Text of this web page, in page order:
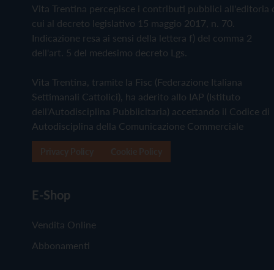
Vita Trentina percepisce i contributi pubblici all'editoria
cui al decreto legislativo 15 maggio 2017, n. 70.
Indicazione resa ai sensi della lettera f) del comma 2
dell'art. 5 del medesimo decreto Lgs.
Vita Trentina, tramite la Fisc (Federazione Italiana
Settimanali Cattolici), ha aderito allo IAP (Istituto
dell'Autodisciplina Pubblicitaria) accettando il Codice di
Autodisciplina della Comunicazione Commerciale
E-Shop
Vendita Online
Abbonamenti